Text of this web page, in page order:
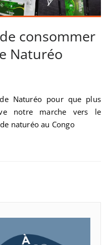
consommer
Naturéo
Naturéo pour que plus
notre marche vers le
naturéo au Congo